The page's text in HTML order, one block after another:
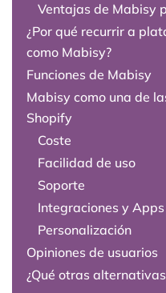
Ventajas de Mabisy
¿Por qué recurrir a
como Mabisy?
Funciones de Mabisy
Mabisy como una de
Shopify
Coste
Facilidad de uso
Soporte
Integraciones y Apps
Personalización
Opiniones de usuarios
¿Qué otras